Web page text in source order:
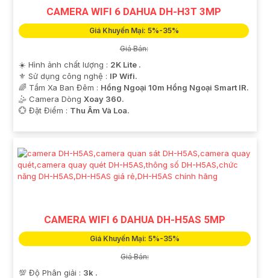
CAMERA WIFI 6 DAHUA DH-H3T 3MP
Giá Khuyến Mại: 5%-35%
Giá Bán:
☀️ Hình ảnh chất lượng : 2K Lite .
⚜️ Sử dụng công nghệ : IP Wifi.
🌈 Tầm Xa Ban Đêm : Hồng Ngoại 10m Hồng Ngoại Smart IR.
🤹 Camera Dòng Xoay 360.
️💮 Đặt Điểm : Thu Âm Và Loa.
CAMERA WIFI 6 DAHUA DH-H5AS 5MP
Giá Khuyến Mại: 5%-35%
Giá Bán:
💯 Độ Phân giải : 3k .